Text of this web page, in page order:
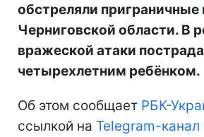
обстреляли приграничные
Черниговской области. В
вражеской атаки
четырехлетним ребёнком.
Об этом сообщает РБК-
ссылкой на Telegram-канал